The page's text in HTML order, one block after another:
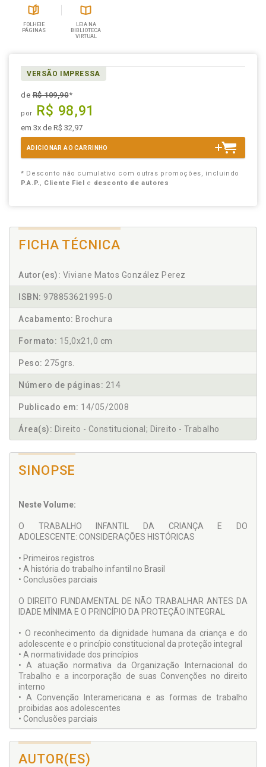
FOLHEIE
PÁGINAS
LEIA NA
BIBLIOTECA
VIRTUAL
VERSÃO IMPRESSA
deR$ 109,90*
por R$ 98,91
em 3x de R$ 32,97
ADICIONAR AO CARRINHO
* Desconto não cumulativo com outras promoções, incluindo
P.A.P., Cliente Fiel e desconto de autores
FICHA TÉCNICA
Autor(es): Viviane Matos González Perez
ISBN: 978853621995-0
Acabamento: Brochura
Formato: 15,0x21,0 cm
Peso: 275grs.
Número de páginas: 214
Publicado em: 14/05/2008
Área(s): Direito - Constitucional; Direito - Trabalho
SINOPSE
Neste Volume:
O TRABALHO INFANTIL DA CRIANÇA E DO
ADOLESCENTE: CONSIDERAÇÕES HISTÓRICAS
• Primeiros registros
• A história do trabalho infantil no Brasil
• Conclusões parciais
O DIREITO FUNDAMENTAL DE NÃO TRABALHAR ANTES DA
IDADE MÍNIMA E O PRINCÍPIO DA PROTEÇÃO INTEGRAL
• O reconhecimento da dignidade humana da criança e do
adolescente e o princípio constitucional da proteção integral
• A normatividade dos princípios
• A atuação normativa da Organização Internacional do
Trabalho e a incorporação de suas Convenções no direito
interno
• A Convenção Interamericana e as formas de trabalho
proibidas aos adolescentes
• Conclusões parciais
REGULAÇÃO PROIBITÓRIA: VEDAÇÕES NORMATIVAS AO
TRABALHO DA CRIANÇA E DO ADOLESCENTE NO DIREITO
BRASILEIRO
AUTOR(ES)